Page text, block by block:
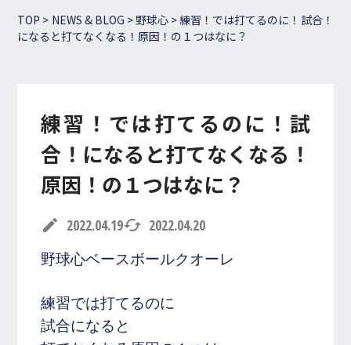
体験・入会案内
お問い合わせ
入会・体験レッスン
TEL/FAX079-820-7670
受付時間 10:00~20:00
R
TOP > NEWS & BLOG >野球心>練習！では打てるのに！試合！
になると打てなくなる！原因！の１つはなに？
練習！では打てるのに！試
合！になると打てなくなる！
原因！の１つはなに？
edit 2022.04.19cached 2022.04.20
野球心ベースボールクオーレ
練習では打てるのに
試合になると